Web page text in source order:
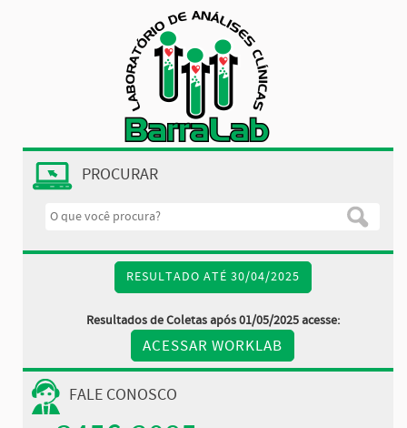
PROCURAR
RESULTADO ATÉ 30/04/2025
Resultados de Coletas após 01/05/2025 acesse:
ACESSAR WORKLAB
FALE CONOSCO